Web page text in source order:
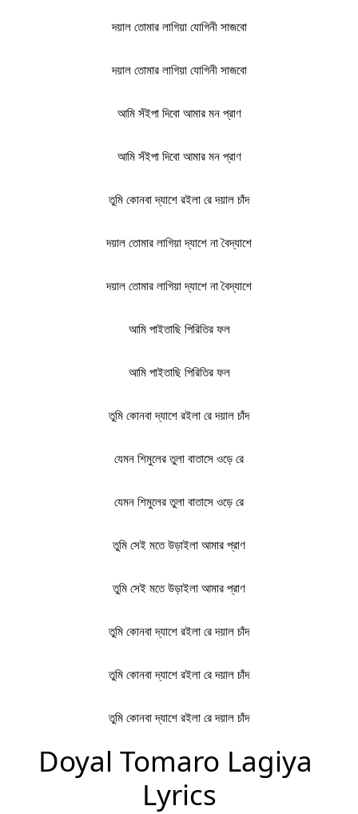
দয়াল তোমার লাগিয়া যোগিনী সাজবো
দয়াল তোমার লাগিয়া যোগিনী সাজবো
আমি সঁইপা দিবো আমার মন প্রাণ
আমি সঁইপা দিবো আমার মন প্রাণ
তুমি কোনবা দ্যাশে রইলা রে দয়াল চাঁদ
দয়াল তোমার লাগিয়া দ্যাশে না বৈদ্যাশে
দয়াল তোমার লাগিয়া দ্যাশে না বৈদ্যাশে
আমি পাইতাছি পিরিতির ফল
আমি পাইতাছি পিরিতির ফল
তুমি কোনবা দ্যাশে রইলা রে দয়াল চাঁদ
যেমন শিমুলের তুলা বাতাসে ওড়ে রে
যেমন শিমুলের তুলা বাতাসে ওড়ে রে
তুমি সেই মতে উড়াইলা আমার প্রাণ
তুমি সেই মতে উড়াইলা আমার প্রাণ
তুমি কোনবা দ্যাশে রইলা রে দয়াল চাঁদ
তুমি কোনবা দ্যাশে রইলা রে দয়াল চাঁদ
তুমি কোনবা দ্যাশে রইলা রে দয়াল চাঁদ
Doyal Tomaro Lagiya
Lyrics